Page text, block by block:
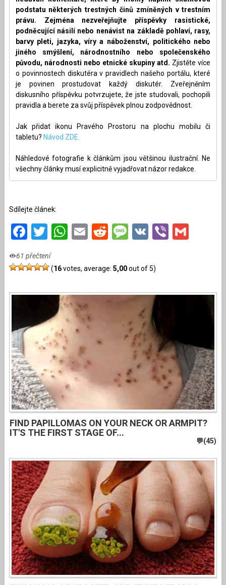
podstatu některých trestných činů zmíněných v trestním
právu. Zejména nezveřejňujte příspěvky rasistické,
podněcující násilí nebo nenávist na základě pohlaví, rasy,
barvy pleti, jazyka, víry a náboženství, politického nebo
jiného smýšlení, národnostního nebo společenského
původu, národnosti nebo etnické skupiny atd. Zjistěte více
o povinnostech diskutéra v pravidlech našeho portálu, které
je povinen prostudovat každý diskutér. Zveřejněním
diskusního příspěvku potvrzujete, že jste studovali, pochopili
pravidla a berete za svůj příspěvek plnou zodpovědnost.
Jak přidat ikonu Pravého Prostoru na plochu mobilu či
tabletu? Návod ZDE.
Náhledové fotografie k článkům jsou většinou ilustrační. Ne
všechny články musí explicitně vyjadřovat názor redakce.
Sdílejte článek:
Facebook
Twitter
WhatsApp
EmailRedditMessage
VKViber
61 přečtení
(16votes, average: 5,00out of 5)
FIND PAPILLOMAS ON YOUR NECK OR ARMPIT?
IT'S THE FIRST STAGE OF...